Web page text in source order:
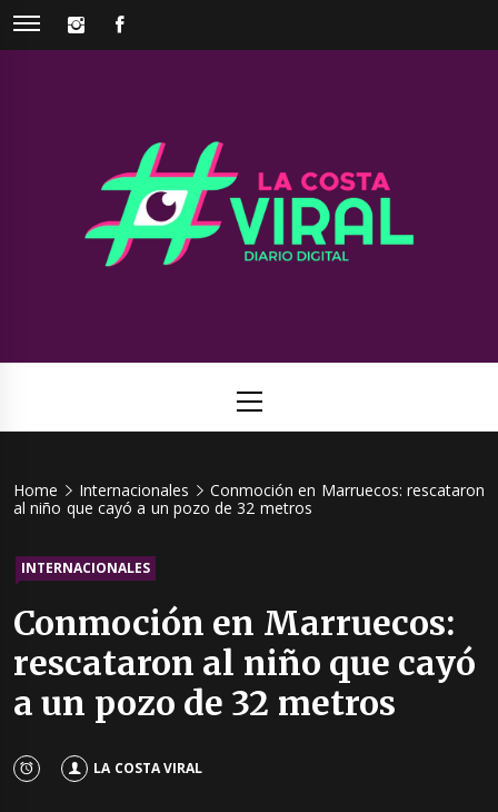
Skip
INSTAGRAM
Viral
Menu
Home Internacionales
Conmoción en Marruecos: rescataron
al niño que cayó a un pozo de 32 metros
INTERNACIONALES
Conmoción en Marruecos:
rescataron al niño que cayó
a un pozo de 32 metros
LA COSTA VIRAL